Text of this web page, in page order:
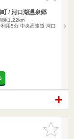
/ 河口湖温泉郷
駅1.22km
用5分 中央高速道 河口
お気に入
りに追加